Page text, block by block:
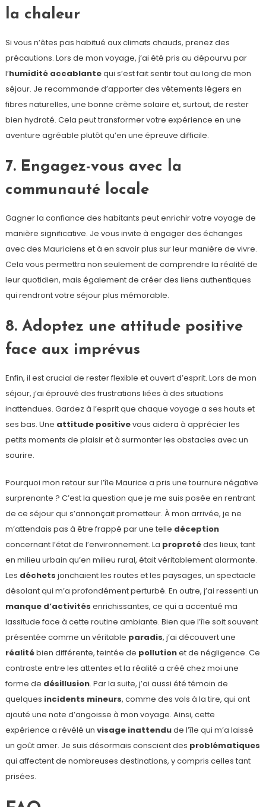
la chaleur
Si vous n’êtes pas habitué aux climats chauds, prenez des
précautions. Lors de mon voyage, j’ai été pris au dépourvu par
l’humidité accablantequi s’est fait sentir tout au long de mon
séjour. Je recommande d’apporter des vêtements légers en
fibres naturelles, une bonne crème solaire et, surtout, de rester
bien hydraté. Cela peut transformer votre expérience en une
aventure agréable plutôt qu’en une épreuve difficile.
7. Engagez-vous avec la
communauté locale
Gagner la confiance des habitants peut enrichir votre voyage de
manière significative. Je vous invite à engager des échanges
avec des Mauriciens et à en savoir plus sur leur manière de vivre.
Cela vous permettra non seulement de comprendre la réalité de
leur quotidien, mais également de créer des liens authentiques
qui rendront votre séjour plus mémorable.
8. Adoptez une attitude positive
face aux imprévus
Enfin, il est crucial de rester flexible et ouvert d’esprit. Lors de mon
séjour, j’ai éprouvé des frustrations liées à des situations
inattendues. Gardez à l’esprit que chaque voyage a ses hauts et
ses bas. Une attitude positivevous aidera à apprécier les
petits moments de plaisir et à surmonter les obstacles avec un
sourire.
Pourquoi mon retour sur l’île Maurice a pris une tournure négative
surprenante ? C’est la question que je me suis posée en rentrant
de ce séjour qui s’annonçait prometteur. À mon arrivée, je ne
m’attendais pas à être frappé par une telle déception
concernant l’état de l’environnement. La propretédes lieux, tant
en milieu urbain qu’en milieu rural, était véritablement alarmante.
Les déchets jonchaient les routes et les paysages, un spectacle
désolant qui m’a profondément perturbé. En outre, j’ai ressenti un
manque d’activités enrichissantes, ce qui a accentué ma
lassitude face à cette routine ambiante. Bien que l’île soit souvent
présentée comme un véritable paradis, j’ai découvert une
réalitébien différente, teintée de pollutionet de négligence. Ce
contraste entre les attentes et la réalité a créé chez moi une
forme de désillusion. Par la suite, j’ai aussi été témoin de
quelques incidents mineurs, comme des vols à la tire, qui ont
ajouté une note d’angoisse à mon voyage. Ainsi, cette
expérience a révélé un visage inattendude l’île qui m’a laissé
un goût amer. Je suis désormais conscient des problématiques
qui affectent de nombreuses destinations, y compris celles tant
prisées.